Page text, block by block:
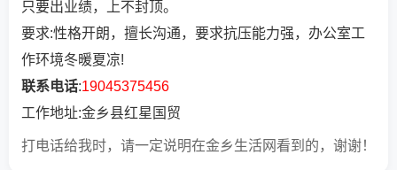
只要出业绩，上不封顶。
要求:性格开朗，擅长沟通，要求抗压能力强，办公室工
作环境冬暖夏凉!
联系电话:19045375456
工作地址:金乡县红星国贸
打电话给我时，请一定说明在金乡生活网看到的，谢谢！